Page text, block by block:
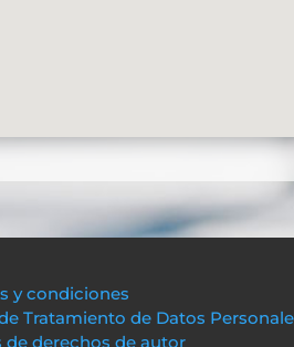
y condiciones
Tratamiento de Datos
de derechos de autor